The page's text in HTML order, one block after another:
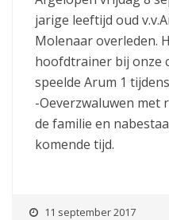
jarige leeftijd oud
Molenaar overleden.
hoofdtrainer bij onze
speelde Arum 1
-Oeverzwaluwen met
de familie en
komende tijd.
11 september 2017